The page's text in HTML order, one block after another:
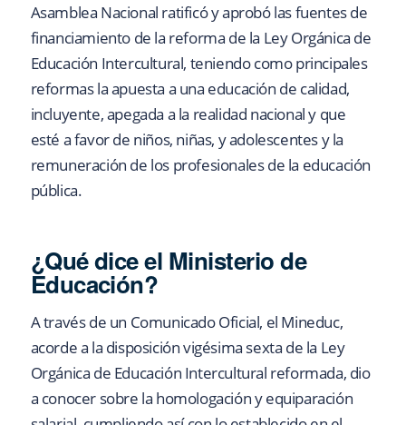
Asamblea Nacional ratificó y aprobó las fuentes de
financiamiento de la reforma de la Ley Orgánica de
Educación Intercultural, teniendo como principales
reformas la apuesta a una educación de calidad,
incluyente, apegada a la realidad nacional y que
esté a favor de niños, niñas, y adolescentes y la
remuneración de los profesionales de la educación
pública.
¿Qué dice el Ministerio de
Educación?
A través de un Comunicado Oficial, el Mineduc,
acorde a la disposición vigésima sexta de la Ley
Orgánica de Educación Intercultural reformada, dio
a conocer sobre la homologación y equiparación